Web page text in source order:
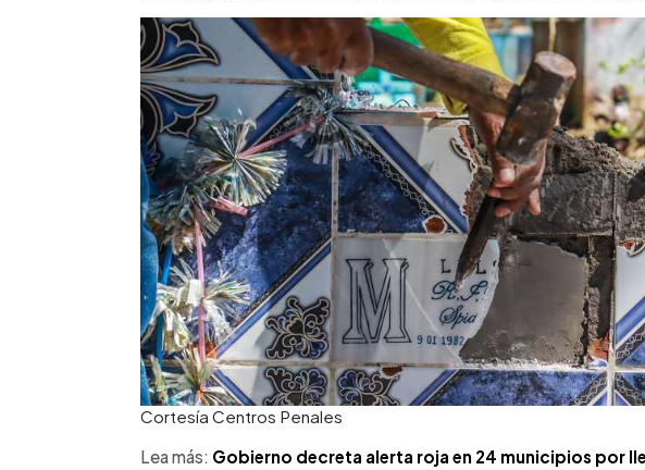
Cortesía Centros Penales
Lea más: Gobierno decreta alerta roja en 24 municipios por